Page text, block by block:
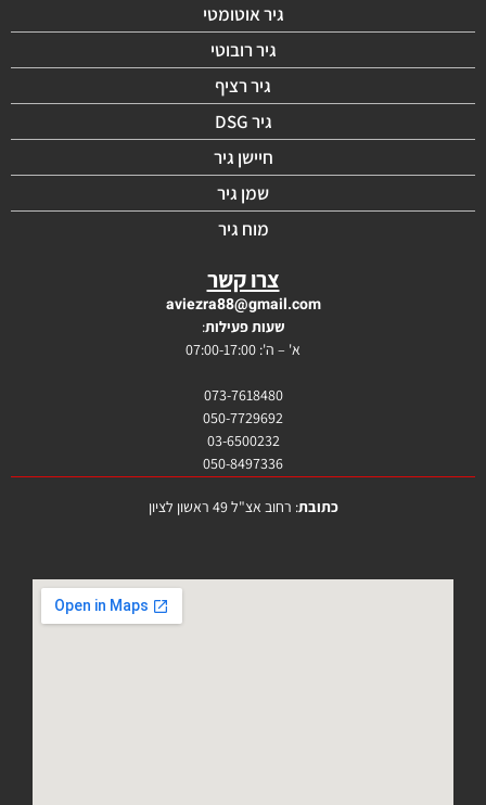
גיר אוטומטי
גיר רובוטי
גיר רציף
גיר DSG
חיישן גיר
שמן גיר
מוח גיר
צרו קשר
aviezra88@gmail.com
שעות פעילות:
א' – ה': 07:00-17:00
073-7618480
050-7729692
03-6500232
050-8497336
כתובת: רחוב אצ"ל 49 ראשון לציון